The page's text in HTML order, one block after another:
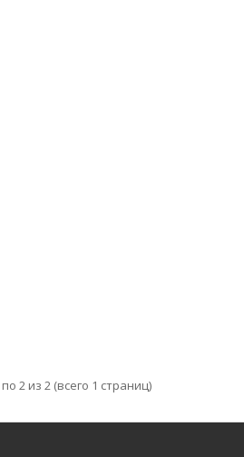
2 из 2 (всего 1 страниц)